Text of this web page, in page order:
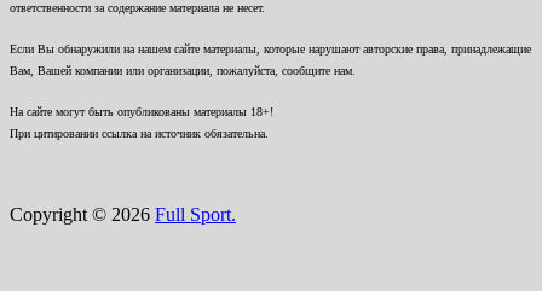
ответственности за содержание материала не несет.
Если Вы обнаружили на нашем сайте материалы, которые нарушают авторские права, принадлежащие
Вам, Вашей компании или организации, пожалуйста, сообщите нам.
На сайте могут быть опубликованы материалы 18+!
При цитировании ссылка на источник обязательна.
Copyright © 2026 Full Sport.